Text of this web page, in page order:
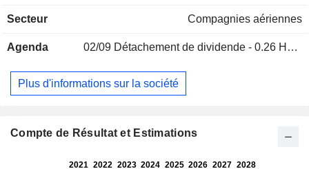
services réguliers en Asie. Le segment HK Express fournit
offrant des services réguliers en Asie. Le segment Airline
compagnies aériennes, notamment des services de
restauration, des opérations de terminal de fret, des services
Secteur Compagnies aériennes
Agenda 02/09 Détachement de dividende - 0.26 HKD
Plus d'informations sur la société
Compte de Résultat et Estimations